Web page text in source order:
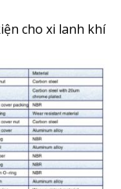
cho xi lanh khí